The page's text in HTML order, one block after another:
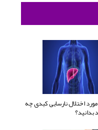
اختلال نارسایی کبدی چه
بدانید؟